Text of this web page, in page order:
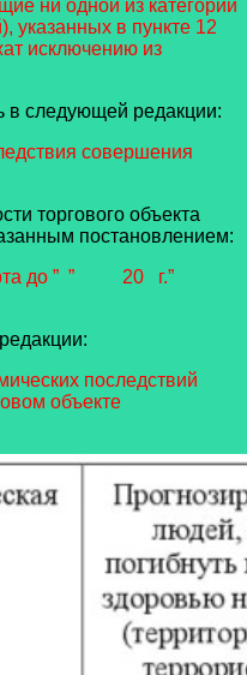
ни одной из категорий
указанных в пункте 12
исключению из
в следующей редакции:
совершения
торгового объекта
постановлением:
до ” ” 20 г.”
последствий
объекте